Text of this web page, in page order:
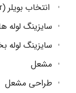
انتخاب بویلر (Lps Boiler)
سایزینگ لوله
سایزینگ لوله
مشعل
طراحی مشعل